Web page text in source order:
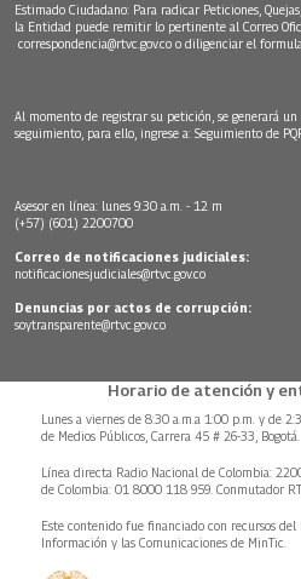
Estimado Ciudadano: Para radicar Peticiones,
la Entidad puede remitir lo pertinente al Correo
correspondencia@rtvc.gov.co o diligenciar el
Al momento de registrar su petición, se generará
seguimiento, para ello, ingrese a: Seguimiento de
Asesor en línea: lunes 9:30 a.m. - 12 m
(+57) (601) 2200700
Correo de notificaciones judiciales:
notificacionesjudiciales@rtvc.gov.co
Denuncias por actos de corrupción:
soytransparente@rtvc.gov.co
Horario de atención y
Lunes a viernes de 8:30 a.m.a 1:00 p.m. y de
de Medios Públicos, Carrera 45 # 26-33, Bogotá.
Línea directa Radio Nacional de Colombia:
de Colombia: 01 8000 118 959. Conmutador
Este contenido fue financiado con recursos del
Información y las Comunicaciones de MinTic.